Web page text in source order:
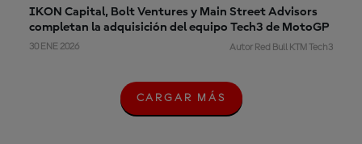
IKON Capital, Bolt Ventures y Main Street Advisors
completan la adquisición del equipo Tech3 de MotoGP
30 ENE 2026 Autor Red Bull KTM Tech3
C
A
CARGAR MÁS